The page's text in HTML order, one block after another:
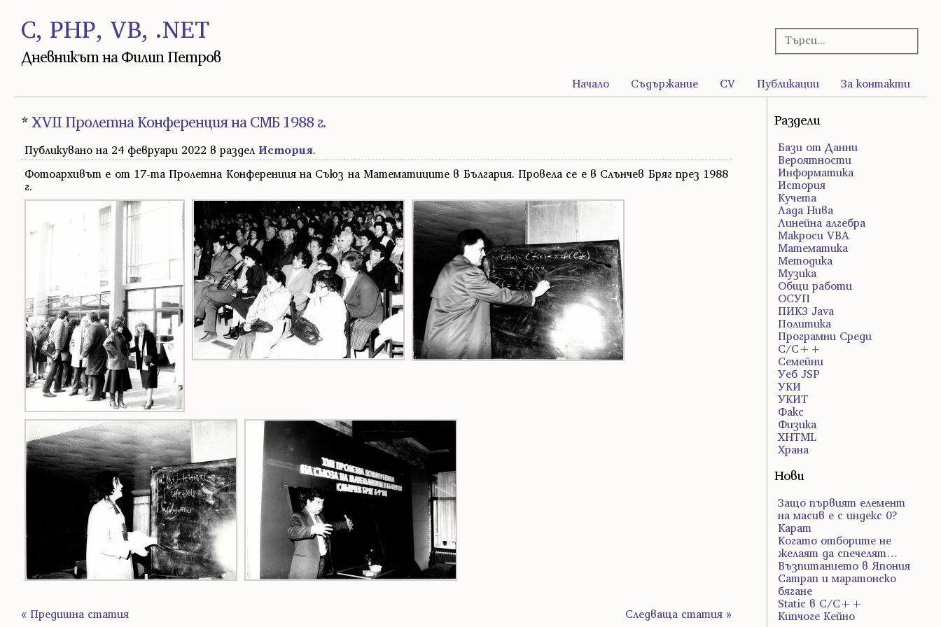
C, PHP, VB, .NET
Дневникът на Филип Петров
Начало Съдържание CV Публикации За контакти
* XVII Пролетна Конференция на СМБ 1988 г.
Публикувано на 24 февруари 2022 в раздел История.
Фотоархивът е от 17-та Пролетна Конференция на Съюз на Математиците в България. Провела се е в Слънчев Бряг през 1988
г.
« Предишна статия Следваща статия »
Раздели
Бази от Данни
Вероятности
Информатика
История
Кучета
Лада Нива
Линейна алгебра
Макроси VBA
Математика
Методика
Музика
Общи работи
ОСУП
ПИК3 Java
Политика
Програмни Среди
С/С++
Семейни
Уеб JSP
УКИ
УКИТ
Факс
Физика
ХHTML
Храна
Нови
Защо първият елемент
на масив е с индекс 0?
Карат
Когато отборите не
желаят да спечелят…
Възпитанието в Япония
Сатрап и маратонско
бягане
Static в C/C++
Кипчоге Кейно